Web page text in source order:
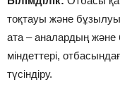
тоқтауы және
ата – аналардың
міндеттері,
түсіндіру.